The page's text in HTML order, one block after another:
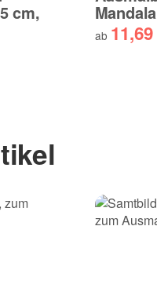
cm,
ab